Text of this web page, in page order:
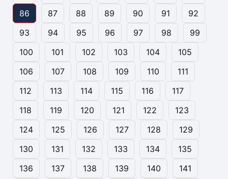
86
87 88 89 90 91
92
93
94 95 96 97 98
99
100
101 102 103 104
105
106
107 108 109 110
111
112
113 114 115 116
117
118
119 120 121 122
123
124
125 126 127 128
129
130
131 132 133 134
135
136
137 138 139 140
141